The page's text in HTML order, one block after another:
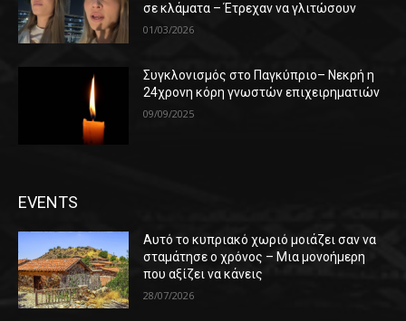
σε κλάματα – Έτρεχαν να γλιτώσουν
01/03/2026
Συγκλονισμός στο Παγκύπριο– Νεκρή η
24χρονη κόρη γνωστών επιχειρηματιών
09/09/2025
EVENTS
Αυτό το κυπριακό χωριό μοιάζει σαν να
σταμάτησε ο χρόνος – Μια μονοήμερη
που αξίζει να κάνεις
28/07/2026